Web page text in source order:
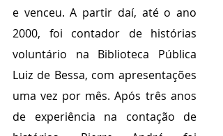
e venceu. A partir daí, até o ano
2000, foi contador de histórias
voluntário na Biblioteca Pública
Luiz de Bessa, com apresentações
uma vez por mês. Após três anos
de experiência na contação de